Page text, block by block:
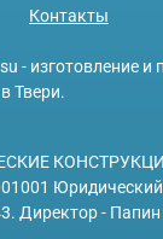
Контакты
- изготовление и
Твери.
Юридический
Директор - Папин